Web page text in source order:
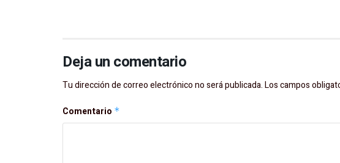
Deja un comentario
Tu dirección de correo electrónico no será publicada.Los campos
Comentario *